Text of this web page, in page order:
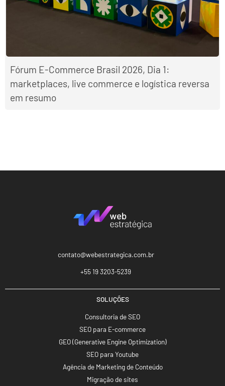
Fórum E-Commerce Brasil 2026, Dia 1:
marketplaces, live commerce e logística reversa
em resumo
contato@webestrategica.com.br
+55 19 3203-5239
SOLUÇÕES
Consultoria de SEO
SEO para E-commerce
GEO (Generative Engine Optimization)
SEO para Youtube
Agência de Marketing de Conteúdo
Migração de sites